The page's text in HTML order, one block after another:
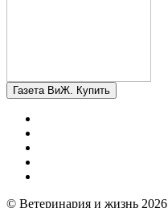
Газета ВиЖ. Купить
© Ветеринария и жизнь 2026